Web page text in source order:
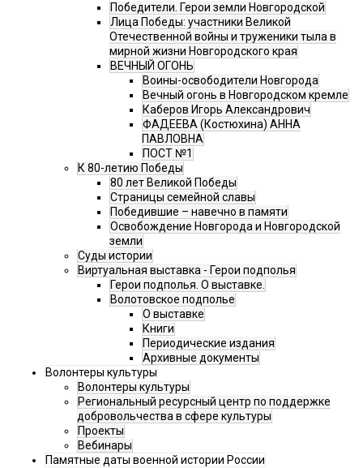
Победители. Герои земли Новгородской
Лица Победы: участники Великой
Отечественной войны и труженики тыла в
мирной жизни Новгородского края
ВЕЧНЫЙ ОГОНЬ
Воины-освободители Новгорода
Вечный огонь в Новгородском кремле
Каберов Игорь Александрович
ФАДЕЕВА (Костюхина) АННА
ПАВЛОВНА
ПОСТ №1
К 80-летию Победы
80 лет Великой Победы
Страницы семейной славы
Победившие – навечно в памяти
Освобождение Новгорода и Новгородской
земли
Суды истории
Виртуальная выставка - Герои подполья
Герои подполья. О выставке.
Волотовское подполье
О выставке
Книги
Периодические издания
Архивные документы
Волонтеры культуры
Волонтеры культуры
Региональный ресурсный центр по поддержке
добровольчества в сфере культуры
Проекты
Вебинары
Памятные даты военной истории России